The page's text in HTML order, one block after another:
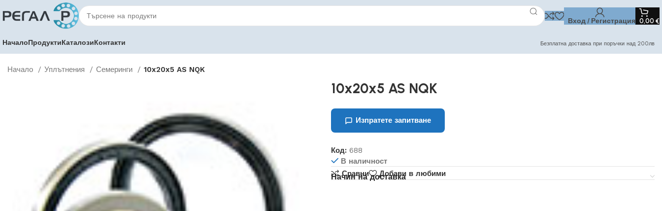
Вход / Регистрация 0,00 €
НачалоПродуктиКаталозиКонтакти Безплатна доставка при поръчки над 200лв
Начало Уплътнения Семеринги 10x20x5 AS NQK
10x20x5 AS NQK
Изпратете запитване
Код: 688
В наличност
Сравни
Добави в любими
Начин на доставка